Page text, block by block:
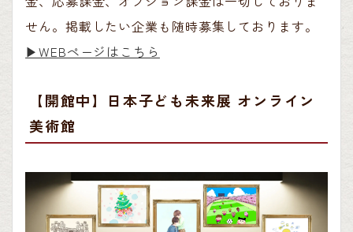
せん。掲載したい企業も随時募集しております。
▶︎WEBページはこちら
【開館中】日本子ども未来展 オンライン
美術館